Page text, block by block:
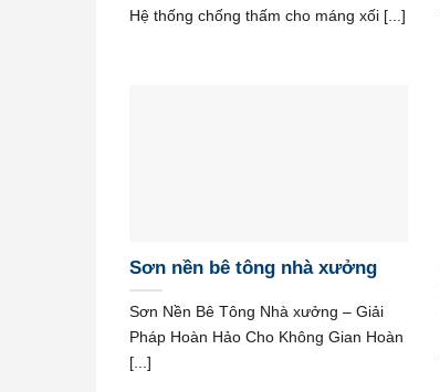
Hệ thống chống thấm cho máng xối [...]
Sơn nền bê tông nhà xưởng
Sơn Nền Bê Tông Nhà xưởng – Giải
Pháp Hoàn Hảo Cho Không Gian Hoàn
[...]